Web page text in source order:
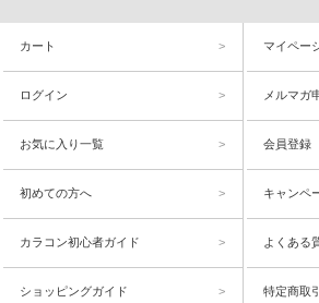
カート マイペー
ログイン メルマガ
お気に入り一覧 会員登録
初めての方へ キャンペ
カラコン初心者ガイド よくある
ショッピングガイド 特定商取